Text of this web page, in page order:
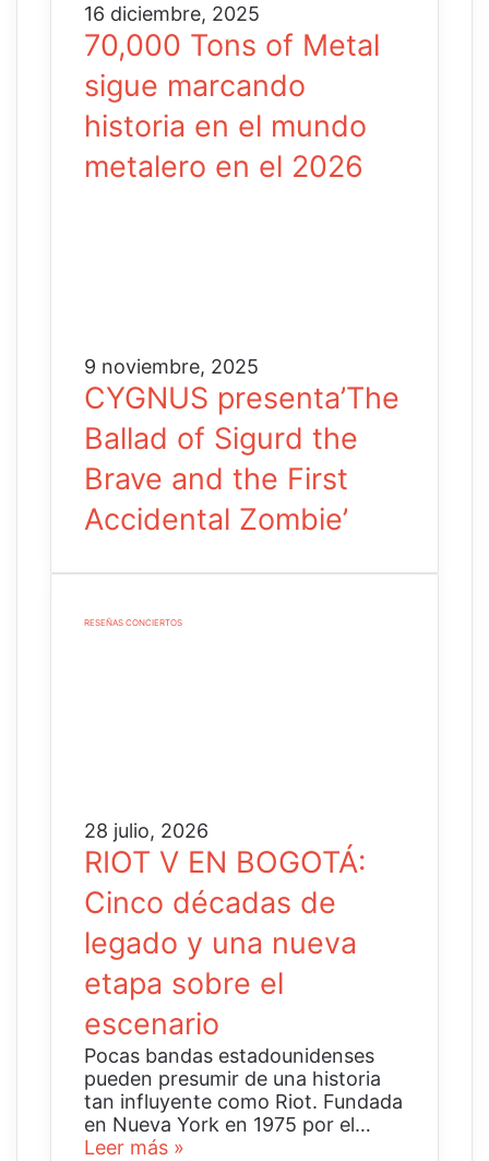
16 diciembre, 2025
70,000 Tons of Metal
sigue marcando
historia en el mundo
metalero en el 2026
9 noviembre, 2025
CYGNUS presenta’The
Ballad of Sigurd the
Brave and the First
Accidental Zombie’
RESEÑAS CONCIERTOS
28 julio, 2026
RIOT V EN BOGOTÁ:
Cinco décadas de
legado y una nueva
etapa sobre el
escenario
Pocas bandas estadounidenses
pueden presumir de una historia
tan influyente como Riot. Fundada
en Nueva York en 1975 por el…
Leer más »